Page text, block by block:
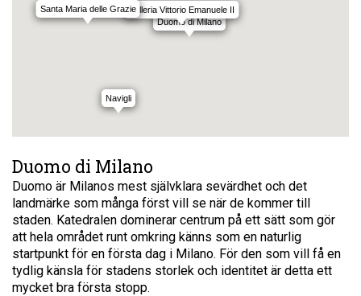
Duomo di Milano
Galleria Vittorio Emanuele II
Santa Maria delle Grazie
Navigli
Duomo di Milano
Duomo är Milanos mest självklara sevärdhet och det
landmärke som många först vill se när de kommer till
staden. Katedralen dominerar centrum på ett sätt som gör
att hela området runt omkring känns som en naturlig
startpunkt för en första dag i Milano. För den som vill få en
tydlig känsla för stadens storlek och identitet är detta ett
mycket bra första stopp.